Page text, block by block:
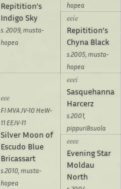
Repitition’s
Indigo Sky
s. 2009, musta-
hopea
hopea
Repitition’s
Chyna Black
s.2005, musta-
hopea
FI MVA JV-10 HeW-
11 EEJV-11
Silver Moon of
Escudo Blue
Bricassart
s.2010, musta-
hopea
Sasquehanna
Harcerz
s.2001,
pippuri&suola
Evening Star
Moldau
North